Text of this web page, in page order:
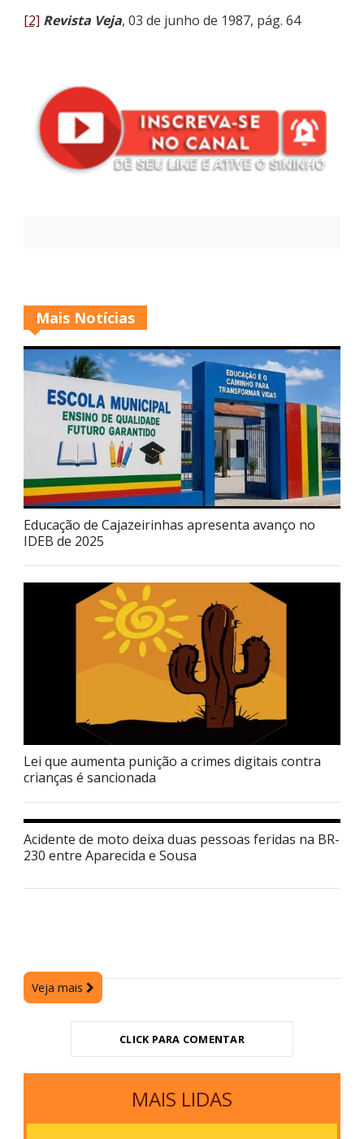
[2] Revista Veja, 03 de junho de 1987, pág. 64
Mais Notícias
Educação de Cajazeirinhas apresenta avanço no
IDEB de 2025
Lei que aumenta punição a crimes digitais contra
crianças é sancionada
Acidente de moto deixa duas pessoas feridas na BR-
230 entre Aparecida e Sousa
Veja mais
CLICK PARA COMENTAR
MAIS LIDAS